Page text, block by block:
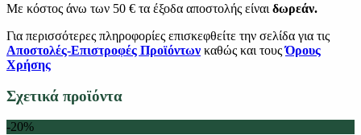
Με κόστος άνω των 50 € τα έξοδα αποστολής είναι δωρεάν.
Για περισσότερες πληροφορίες επισκεφθείτε την σελίδα για τις
Αποστολές-Επιστροφές Προϊόντων καθώς και τουςΌρους
Χρήσης
Σχετικά προϊόντα
-20%